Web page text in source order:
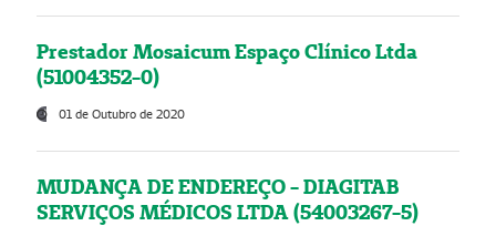
Prestador Mosaicum Espaço Clínico Ltda
(51004352-0)
01 de Outubro de 2020
MUDANÇA DE ENDEREÇO - DIAGITAB
SERVIÇOS MÉDICOS LTDA (54003267-5)